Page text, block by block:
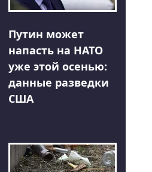
Путин может
напасть на НАТО
уже этой осенью:
данные разведки
США